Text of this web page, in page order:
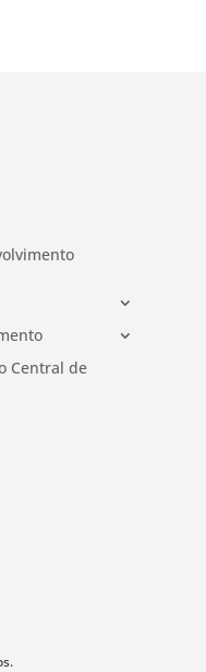
Central de